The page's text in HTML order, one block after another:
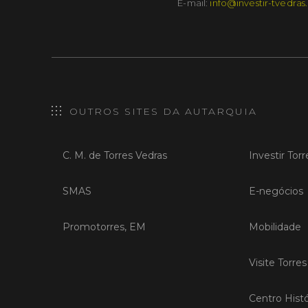
E-mail: info@investir-
OUTROS SITES DA AUTARQUIA
C. M. de Torres Vedras
SMAS
Promotorres, EM
Investir
E-negócios
Mobilidade
Visite
Centro